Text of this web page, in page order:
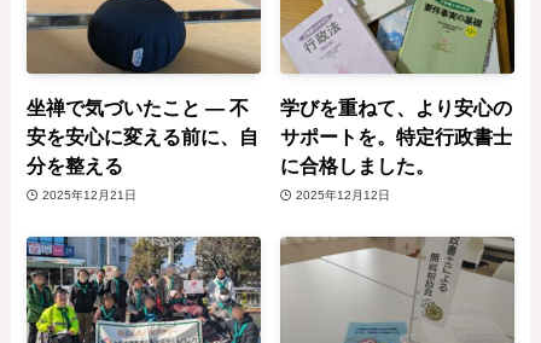
坐禅で気づいたこと ― 不
安を安心に変える前に、自
分を整える
2025年12月21日
学びを重ねて、より安心の
サポートを。特定行政書士
に合格しました。
2025年12月12日